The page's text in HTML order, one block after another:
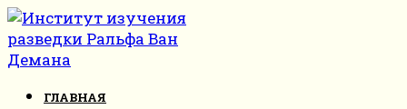
Перейти
к
контенту
ГЛАВНАЯ